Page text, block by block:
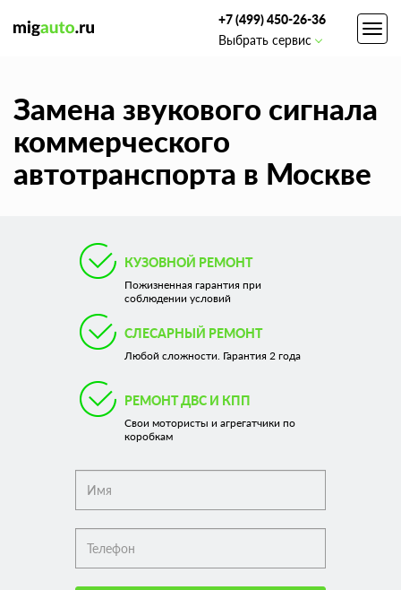
+7 (499) 450-26-36
Выбрать сервис
Замена звукового сигнала
коммерческого
автотранспорта в Москве
КУЗОВНОЙ РЕМОНТ
Пожизненная гарантия при
соблюдении условий
СЛЕСАРНЫЙ РЕМОНТ
Любой сложности. Гарантия 2 года
РЕМОНТ ДВС И КПП
Свои мотористы и агрегатчики по
коробкам